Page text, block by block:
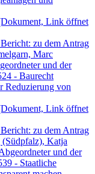
Link öffnet
zu dem Antrag
Marc
und der
- Baurecht
Reduzierung von
Link öffnet
zu dem Antrag
(Südpfalz), Katja
und der
- Staatliche